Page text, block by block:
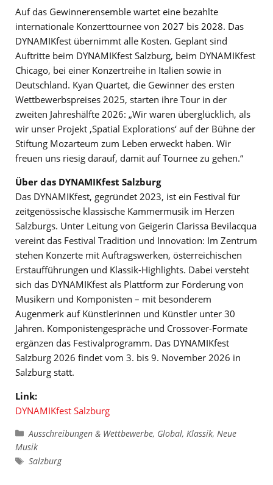
Auf das Gewinnerensemble wartet eine bezahlte
internationale Konzerttournee von 2027 bis 2028. Das
DYNAMIKfest übernimmt alle Kosten. Geplant sind
Auftritte beim DYNAMIKfest Salzburg, beim DYNAMIKfest
Chicago, bei einer Konzertreihe in Italien sowie in
Deutschland. Kyan Quartet, die Gewinner des ersten
Wettbewerbspreises 2025, starten ihre Tour in der
zweiten Jahreshälfte 2026: „Wir waren überglücklich, als
wir unser Projekt ‚Spatial Explorations‘ auf der Bühne der
Stiftung Mozarteum zum Leben erweckt haben. Wir
freuen uns riesig darauf, damit auf Tournee zu gehen.“
Über das DYNAMIKfest Salzburg
Das DYNAMIKfest, gegründet 2023, ist ein Festival für
zeitgenössische klassische Kammermusik im Herzen
Salzburgs. Unter Leitung von Geigerin Clarissa Bevilacqua
vereint das Festival Tradition und Innovation: Im Zentrum
stehen Konzerte mit Auftragswerken, österreichischen
Erstaufführungen und Klassik-Highlights. Dabei versteht
sich das DYNAMIKfest als Plattform zur Förderung von
Musikern und Komponisten – mit besonderem
Augenmerk auf Künstlerinnen und Künstler unter 30
Jahren. Komponistengespräche und Crossover-Formate
ergänzen das Festivalprogramm. Das DYNAMIKfest
Salzburg 2026 findet vom 3. bis 9. November 2026 in
Salzburg statt.
Link:
DYNAMIKfest Salzburg
Kategorien
Ausschreibungen & Wettbewerbe, Global, Klassik, Neue
Musik
Schlagwörter
Salzburg